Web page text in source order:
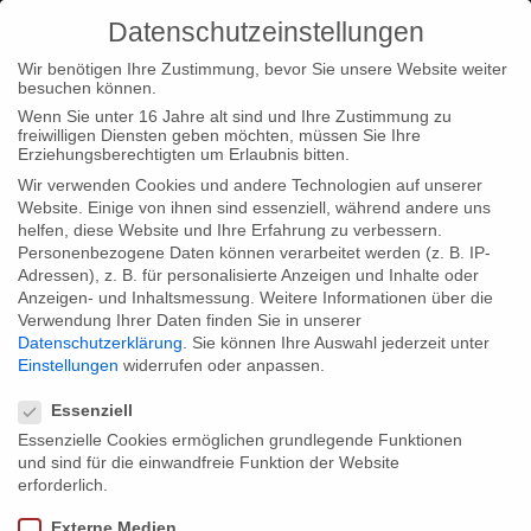
Home Typ|News
“Mord im Hause Medici” –
Erstausstrahlung auf Arte
“Mord im Hause Medici” –
Erstausstrahlung auf Arte
Es ist das größte forensische Projekt aller Zeiten: Eine
internationale Forschergruppe geht den Gerüchten über Intrigen
Datenschutzeinstellungen
Wir benötigen Ihre Zustimmung, bevor Sie unsere Website weiter
besuchen können.
Wenn Sie unter 16 Jahre alt sind und Ihre Zustimmung zu
freiwilligen Diensten geben möchten, müssen Sie Ihre
Erziehungsberechtigten um Erlaubnis bitten.
Wir verwenden Cookies und andere Technologien auf unserer
Website. Einige von ihnen sind essenziell, während andere uns
helfen, diese Website und Ihre Erfahrung zu verbessern.
Personenbezogene Daten können verarbeitet werden (z. B. IP-
Adressen), z. B. für personalisierte Anzeigen und Inhalte oder
Anzeigen- und Inhaltsmessung. Weitere Informationen über die
Verwendung Ihrer Daten finden Sie in unserer
Datenschutzerklärung
Sie können Ihre Auswahl jederzeit unter
Einstellungen widerrufen oder anpassen.
Essenziell
Essenzielle Cookies ermöglichen grundlegende Funktionen
und sind für die einwandfreie Funktion der Website
erforderlich.